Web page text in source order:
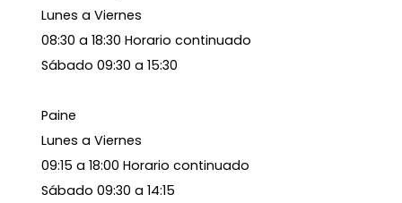
Lunes a Viernes
08:30 a 18:30 Horario continuado
Sábado 09:30 a 15:30
Paine
Lunes a Viernes
09:15 a 18:00 Horario continuado
Sábado 09:30 a 14:15